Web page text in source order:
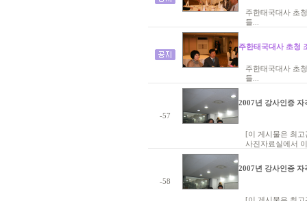
주한태국대사 초
들...
주한태국대사 초청
주한태국대사 초
들...
-57
2007년 강사인증 자
[이 게시물은 최고
사진자료실에서
-58
2007년 강사인증 자